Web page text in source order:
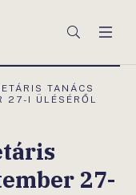
Keresés
TANÁCS
27-I ÜLÉSÉRŐL
27-